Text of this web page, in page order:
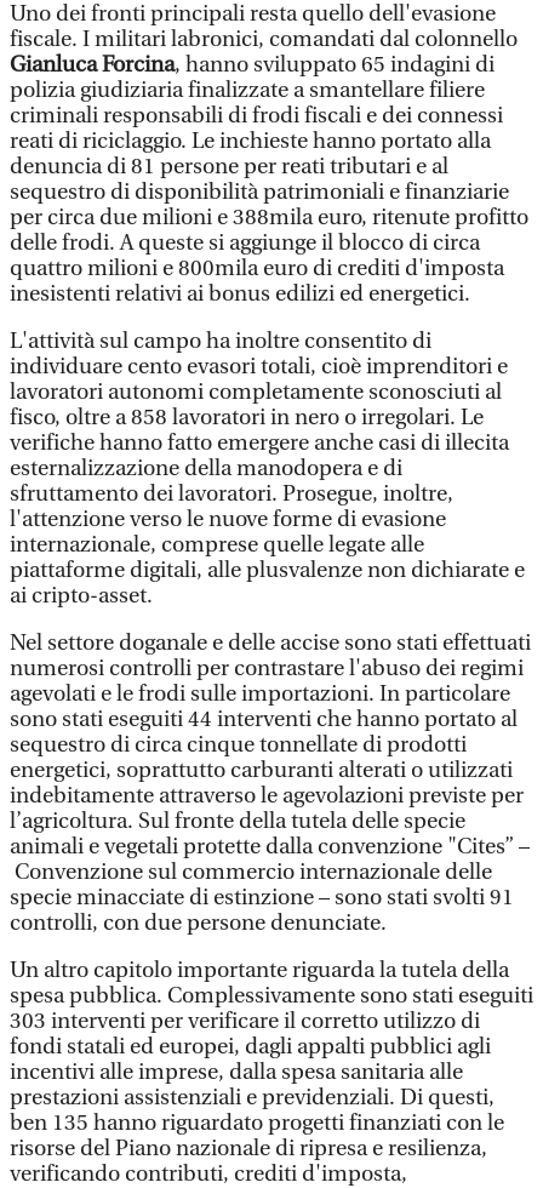
Uno dei fronti principali resta quello dell'evasione
fiscale. I militari labronici, comandati dal colonnello
Gianluca Forcina, hanno sviluppato 65 indagini di
polizia giudiziaria finalizzate a smantellare filiere
criminali responsabili di frodi fiscali e dei connessi
reati di riciclaggio. Le inchieste hanno portato alla
denuncia di 81 persone per reati tributari e al
sequestro di disponibilità patrimoniali e finanziarie
per circa due milioni e 388mila euro, ritenute profitto
delle frodi. A queste si aggiunge il blocco di circa
quattro milioni e 800mila euro di crediti d'imposta
inesistenti relativi ai bonus edilizi ed energetici.
L'attività sul campo ha inoltre consentito di
individuare cento evasori totali, cioè imprenditori e
lavoratori autonomi completamente sconosciuti al
fisco, oltre a 858 lavoratori in nero o irregolari. Le
verifiche hanno fatto emergere anche casi di illecita
esternalizzazione della manodopera e di
sfruttamento dei lavoratori. Prosegue, inoltre,
l'attenzione verso le nuove forme di evasione
internazionale, comprese quelle legate alle
piattaforme digitali, alle plusvalenze non dichiarate e
ai cripto-asset.
Nel settore doganale e delle accise sono stati effettuati
numerosi controlli per contrastare l'abuso dei regimi
agevolati e le frodi sulle importazioni. In particolare
sono stati eseguiti 44 interventi che hanno portato al
sequestro di circa cinque tonnellate di prodotti
energetici, soprattutto carburanti alterati o utilizzati
indebitamente attraverso le agevolazioni previste per
l’agricoltura. Sul fronte della tutela delle specie
animali e vegetali protette dalla convenzione "Cites” –
Convenzione sul commercio internazionale delle
specie minacciate di estinzione – sono stati svolti 91
controlli, con due persone denunciate.
Un altro capitolo importante riguarda la tutela della
spesa pubblica. Complessivamente sono stati eseguiti
303 interventi per verificare il corretto utilizzo di
fondi statali ed europei, dagli appalti pubblici agli
incentivi alle imprese, dalla spesa sanitaria alle
prestazioni assistenziali e previdenziali. Di questi,
ben 135 hanno riguardato progetti finanziati con le
risorse del Piano nazionale di ripresa e resilienza,
verificando contributi, crediti d'imposta,